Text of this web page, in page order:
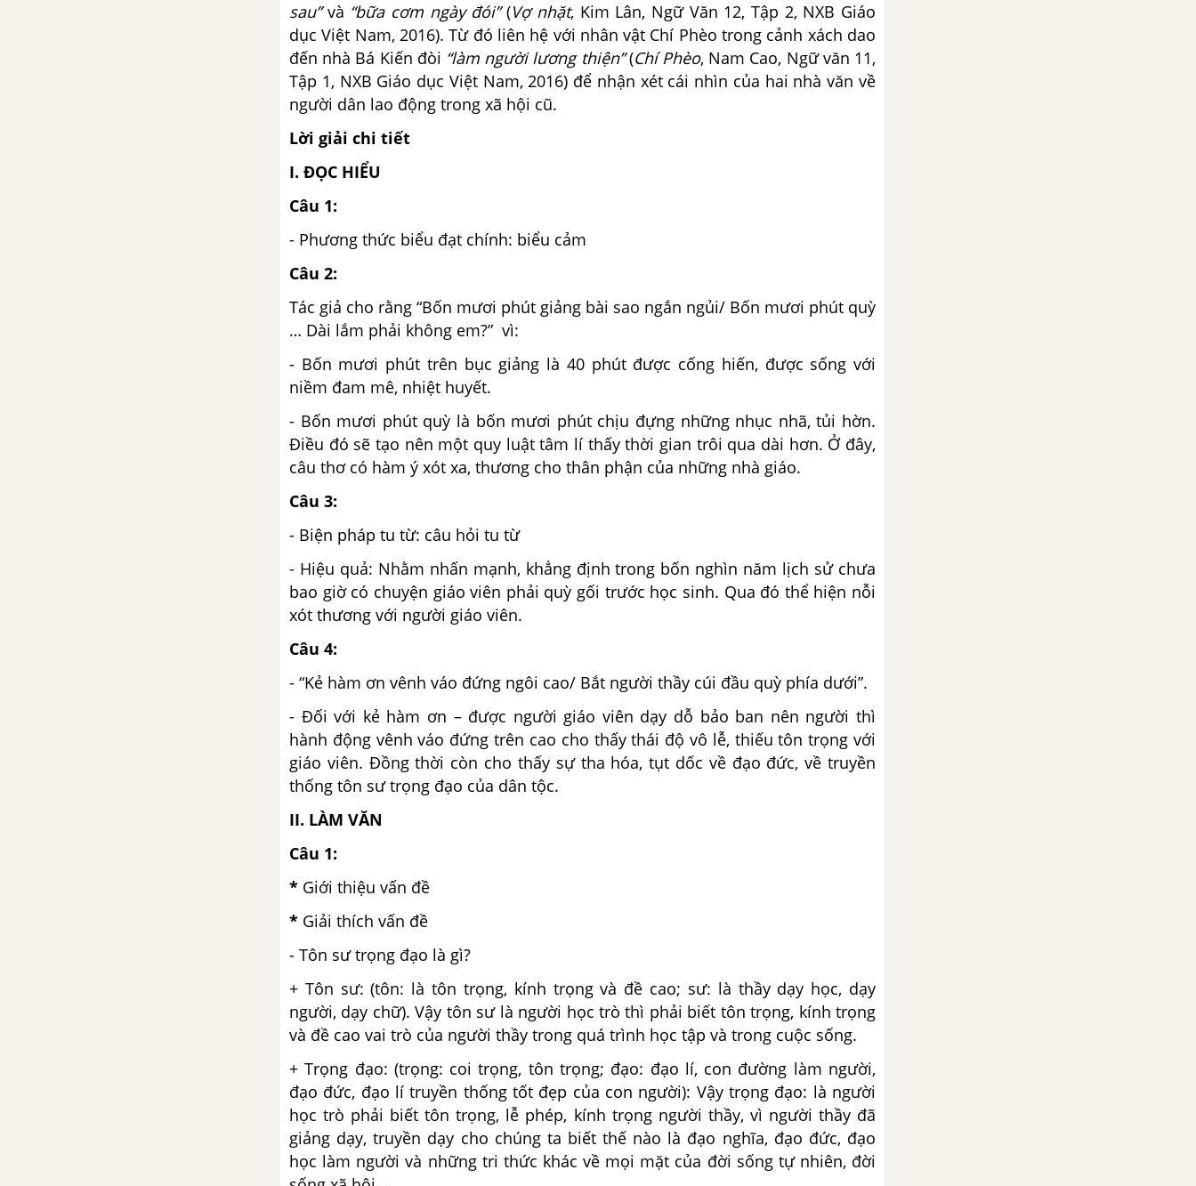
sau”và “bữa cơm ngày đói”(Vợ nhặt, Kim Lân, Ngữ Văn 12, Tập 2, NXB Giáo
dục Việt Nam, 2016). Từ đó liên hệ với nhân vật Chí Phèo trong cảnh xách dao
đến nhà Bá Kiến đòi “làm người lương thiện”(Chí Phèo, Nam Cao, Ngữ văn 11,
Tập 1, NXB Giáo dục Việt Nam, 2016) để nhận xét cái nhìn của hai nhà văn về
người dân lao động trong xã hội cũ.
Lời giải chi tiết
I. ĐỌC HIỂU
Câu 1:
- Phương thức biểu đạt chính: biểu cảm
Câu 2:
Tác giả cho rằng “Bốn mươi phút giảng bài sao ngắn ngủi/ Bốn mươi phút quỳ
… Dài lắm phải không em?” vì:
- Bốn mươi phút trên bục giảng là 40 phút được cống hiến, được sống với
niềm đam mê, nhiệt huyết.
- Bốn mươi phút quỳ là bốn mươi phút chịu đựng những nhục nhã, tủi hờn.
Điều đó sẽ tạo nên một quy luật tâm lí thấy thời gian trôi qua dài hơn. Ở đây,
câu thơ có hàm ý xót xa, thương cho thân phận của những nhà giáo.
Câu 3:
- Biện pháp tu từ: câu hỏi tu từ
- Hiệu quả: Nhằm nhấn mạnh, khẳng định trong bốn nghìn năm lịch sử chưa
bao giờ có chuyện giáo viên phải quỳ gối trước học sinh. Qua đó thể hiện nỗi
xót thương với người giáo viên.
Câu 4:
- “Kẻ hàm ơn vênh váo đứng ngôi cao/ Bắt người thầy cúi đầu quỳ phía dưới”.
- Đối với kẻ hàm ơn – được người giáo viên dạy dỗ bảo ban nên người thì
hành động vênh váo đứng trên cao cho thấy thái độ vô lễ, thiếu tôn trọng với
giáo viên. Đồng thời còn cho thấy sự tha hóa, tụt dốc về đạo đức, về truyền
thống tôn sư trọng đạo của dân tộc.
II. LÀM VĂN
Câu 1:
* Giới thiệu vấn đề
* Giải thích vấn đề
- Tôn sư trọng đạo là gì?
+ Tôn sư: (tôn: là tôn trọng, kính trọng và đề cao; sư: là thầy dạy học, dạy
người, dạy chữ). Vậy tôn sư là người học trò thì phải biết tôn trọng, kính trọng
và đề cao vai trò của người thầy trong quá trình học tập và trong cuộc sống.
+ Trọng đạo: (trọng: coi trọng, tôn trọng; đạo: đạo lí, con đường làm người,
đạo đức, đạo lí truyền thống tốt đẹp của con người): Vậy trọng đạo: là người
học trò phải biết tôn trọng, lễ phép, kính trọng người thầy, vì người thầy đã
giảng dạy, truyền dạy cho chúng ta biết thế nào là đạo nghĩa, đạo đức, đạo
học làm người và những tri thức khác về mọi mặt của đời sống tự nhiên, đời